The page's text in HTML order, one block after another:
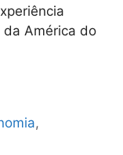
da América do
,